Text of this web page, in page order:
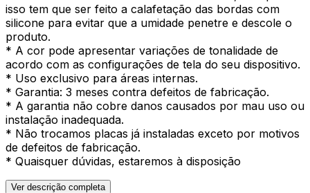
isso tem que ser feito a calafetação das bordas com
silicone para evitar que a umidade penetre e descole o
produto.
* A cor pode apresentar variações de tonalidade de
acordo com as configurações de tela do seu dispositivo.
* Uso exclusivo para áreas internas.
* Garantia: 3 meses contra defeitos de fabricação.
* A garantia não cobre danos causados por mau uso ou
instalação inadequada.
* Não trocamos placas já instaladas exceto por motivos
de defeitos de fabricação.
* Quaisquer dúvidas, estaremos à disposição
Ver descrição completa